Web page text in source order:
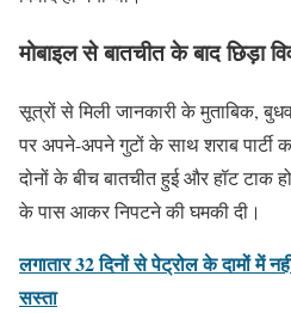
मोबाइल से बातचीत के बाद छिड़ा
सूत्रों से मिली जानकारी के मुताबिक,
पर अपने-अपने गुटों के साथ शराब पार्टी
दोनों के बीच बातचीत हुई और हॉट टाक
के पास आकर निपटने की घमकी दी।
लगातार 32 दिनों से पेट्रोल के दामों में
सस्ता